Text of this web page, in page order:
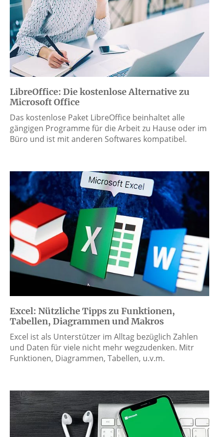
LibreOffice: Die kostenlose Alternative zu
Microsoft Office
Das kostenlose Paket LibreOffice beinhaltet alle
gängigen Programme für die Arbeit zu Hause oder im
Büro und ist mit anderen Softwares kompatibel.
Excel: Nützliche Tipps zu Funktionen,
Tabellen, Diagrammen und Makros
Excel ist als Unterstützer im Alltag bezüglich Zahlen
und Daten für viele nicht mehr wegzudenken. Mitr
Funktionen, Diagrammen, Tabellen, u.v.m.